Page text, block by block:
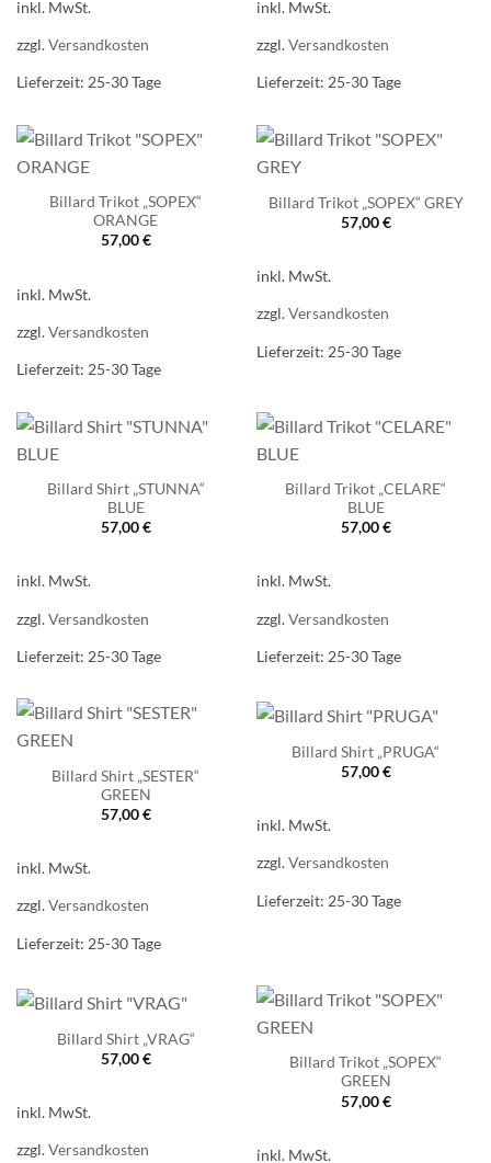
inkl. MwSt.
zzgl.Versandkosten
Lieferzeit: 25-30 Tage
inkl. MwSt.
zzgl.Versandkosten
Lieferzeit: 25-30 Tage
Billard Trikot „SOPEX“
ORANGE
57,00€
inkl. MwSt.
zzgl.Versandkosten
Lieferzeit: 25-30 Tage
Billard Trikot „SOPEX“ GREY
57,00€
inkl. MwSt.
zzgl.Versandkosten
Lieferzeit: 25-30 Tage
Billard Shirt „STUNNA“
BLUE
57,00€
inkl. MwSt.
zzgl.Versandkosten
Lieferzeit: 25-30 Tage
Billard Trikot „CELARE“
BLUE
57,00€
inkl. MwSt.
zzgl.Versandkosten
Lieferzeit: 25-30 Tage
Billard Shirt „SESTER“
GREEN
57,00€
inkl. MwSt.
zzgl.Versandkosten
Lieferzeit: 25-30 Tage
Billard Shirt „PRUGA“
57,00€
inkl. MwSt.
zzgl.Versandkosten
Lieferzeit: 25-30 Tage
Billard Shirt „VRAG“
57,00€
inkl. MwSt.
zzgl.Versandkosten
Billard Trikot „SOPEX“
GREEN
57,00€
inkl. MwSt.